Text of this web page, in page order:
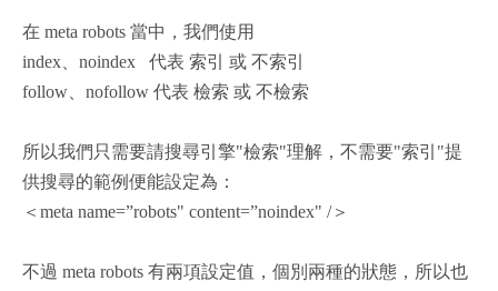
在 meta robots 當中，我們使用
index、noindex 代表 索引 或 不索引
follow、nofollow 代表 檢索 或 不檢索
所以我們只需要請搜尋引擎"檢索"理解，不需要"索引"提
供搜尋的範例便能設定為：
＜meta name=”robots" content=”noindex" /＞
不過 meta robots 有兩項設定值，個別兩種的狀態，所以也